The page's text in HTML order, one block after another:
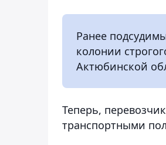
Ранее
колонии
Актюбинской
Теперь,
транспортными